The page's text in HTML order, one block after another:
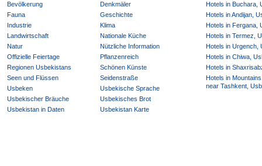
Bevölkerung
Denkmäler
Fauna
Geschichte
Industrie
Klima
Landwirtschaft
Nationale Küche
Natur
Nützliche Information
Offizielle Feiertage
Pflanzenreich
Regionen Usbekistans
Schönen Künste
Seen und Flüssen
Seidenstraße
Usbeken
Usbekische Sprache
Usbekischer Bräuche
Usbekisches Brot
Usbekistan in Daten
Usbekistan Karte
Hotels in Buchara,
Hotels in Andijan,
Hotels in Fergana,
Hotels in Termez,
Hotels in Urgench,
Hotels in Chiwa,
Hotels in
Hotels in
near Tashkent,